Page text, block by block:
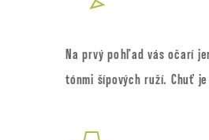
Na prvý pohľad vás očarí
tónmi šípových ruží. Chuť